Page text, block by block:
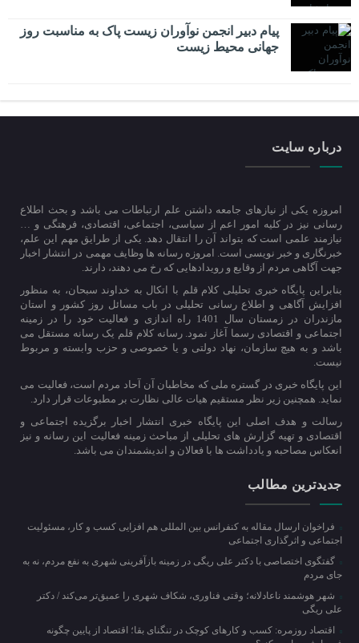
پیام دبیر انجمن نوآوران زیست پاک به مناسبت روز
جهانی محیط زیست
درباره سایت
امروزه یکی از نیازهای جامعه داشتن علم ارتباطات می باشد و بحث اطلاع
رسانی نیز در کلیه امور اعم از سیاسی، اجتماعی، اقتصادی، فرهتگی و …
نیازمند علمی است که بتواند آن را انتقال دهد. یکی از طرایق مهم این علم،
خبرنگاری و خبر نویسی است. امروزه رسانه ها وظایف مهمی در انتشار اخبار
جهت آگاهی مردم از وقایع و رویدادهایی که رخ می دهند، دارند.
بنابراین پایگاه خبری تحلیلی کلام قلم با اتکال به خداوند سبحان، به منظور
افزایش آگاهی و اطلاع رسانی تحلیلی در باب مسائل روز کشور و استان
مازندران در زمستان سال 1401 راه اندازی و فعالیت خود را در زمینه
اجتماعی و اقتصادی رسما آغاز نمود. رسانه کلام قلم یک رسانه مستقل می
باشد و به هیچ سازمان، نهاد دولتی و یا خصوصی و حزب وابسته و مربوط
نیست.
این پایگاه خبری در گستره ملی که مخاطبان آن آحاد مردم است، فعالیت می
نماید. همچنین زیر نظر مستقیم هیات عالی نظارت بر مطبوعات قرار دارد.
رسالت و هدف اصلی این پایگاه خبری انتشار اخبار برگزیده اجتماعی و
اقتصادی و تهیه گزارش های تحلیلی از مباحث زمینه فعالیت این رسانه و نیز
انعکاس مصاحبه و یادداشت ها با فعالان و اندیشمندان می باشد.
جدیدترین مطالب
فراخوان ارسال مقاله به کنفرانس بین المللی هم افزایی کسب و کار، مسئولیت
اجتماعی و اثرگذاری اجتماعی
گفتگوی اختصاصی با دکتر علی ریگی در زمینه بازآفرینی شهری به نفع مردم، نه به
جای مردم
شهر هوشمند ناعادلانه؛ وقتی فناوری، شکاف شهری را عمیق‌تر می‌کند / دکتر
علی ریگی
اقتصاد روزمره: کسب‌ و کارهای کوچک در تنگنای بقا؛ اقتصاد از پایین چگونه